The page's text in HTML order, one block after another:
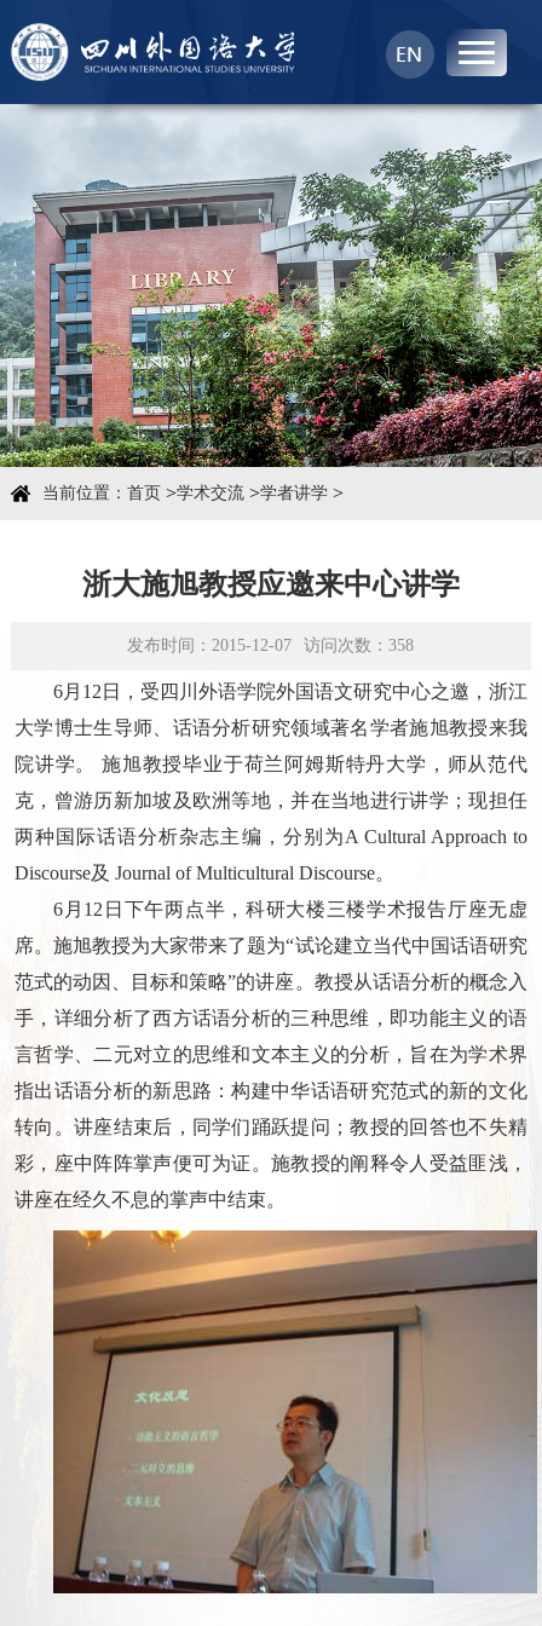
首页
中心概况
科学研究
学术团队
学术交流
当前位置： 首页>学术交流>学者讲学>
浙大施旭教授应邀来中心讲学
发布时间：2015-12-07 访问次数：358
6月12日，受四川外语学院外国语文研究中心之邀，浙江
大学博士生导师、话语分析研究领域著名学者施旭教授来我
院讲学。 施旭教授毕业于荷兰阿姆斯特丹大学，师从范代
克，曾游历新加坡及欧洲等地，并在当地进行讲学；现担任
两种国际话语分析杂志主编，分别为A Cultural Approach to
Discourse及 Journal of Multicultural Discourse。
6月12日下午两点半，科研大楼三楼学术报告厅座无虚
席。施旭教授为大家带来了题为“试论建立当代中国话语研究
范式的动因、目标和策略”的讲座。教授从话语分析的概念入
手，详细分析了西方话语分析的三种思维，即功能主义的语
言哲学、二元对立的思维和文本主义的分析，旨在为学术界
指出话语分析的新思路：构建中华话语研究范式的新的文化
转向。讲座结束后，同学们踊跃提问；教授的回答也不失精
彩，座中阵阵掌声便可为证。施教授的阐释令人受益匪浅，
讲座在经久不息的掌声中结束。